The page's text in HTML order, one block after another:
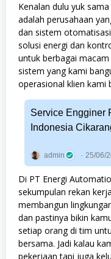
Kenalan dulu yuk
adalah perusahaan
dan sistem
solusi energi dan
untuk berbagai
sistem yang kami
operasional klien kami
Service Engginer
Indonesia
admin 25/06/
Di PT Energi
sekumpulan rekan
membangun
dan pastinya bikin
setiap orang di tim
bersama. Jadi kalau
pekerjaan tapi juga